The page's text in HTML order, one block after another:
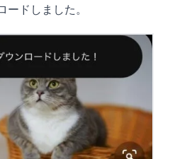
ドしました。